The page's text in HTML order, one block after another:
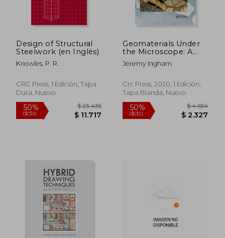
50%
Design of Structural
Steelwork (en Inglés)
Knowles, P. R.
CRC Press, 1 Edición, Tapa
Dura, Nuevo
Geomaterials Under
the Microscope: A
Colour Guide (en
Inglés)
Jeremy Ingham
Crc Press, 2020, 1 Edición,
Tapa Blanda, Nuevo